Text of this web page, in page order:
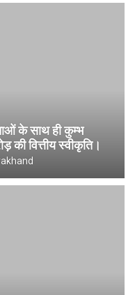
के साथ ही कुम्भ
की वित्तीय स्वीकृति।